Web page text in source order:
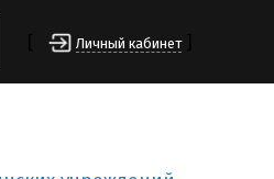
Личный кабинет